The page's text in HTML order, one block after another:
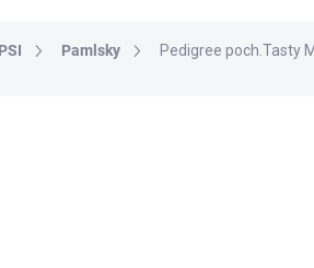
PSI Pamlsky Pedigree poch.Tasty